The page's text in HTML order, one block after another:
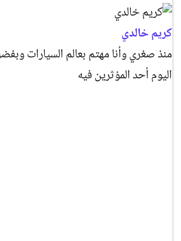
كريم خالدي
منذ صغري وأنا مهتم بعالم السيارات
اليوم أحد المؤثرين فيه